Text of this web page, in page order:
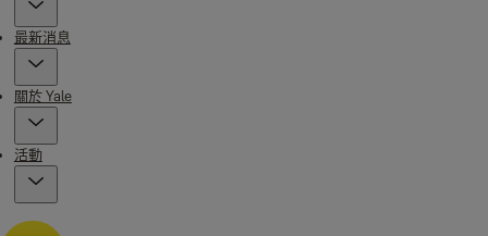
最新消息
關於 Yale
活動